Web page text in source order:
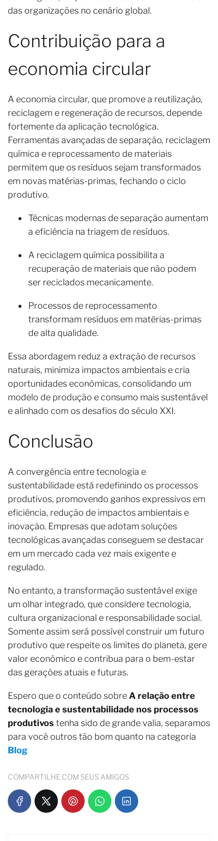
das organizações no cenário global.
Contribuição para a
economia circular
A economia circular, que promove a reutilização,
reciclagem e regeneração de recursos, depende
fortemente da aplicação tecnológica.
Ferramentas avançadas de separação, reciclagem
química e reprocessamento de materiais
permitem que os resíduos sejam transformados
em novas matérias-primas, fechando o ciclo
produtivo.
Técnicas modernas de separação aumentam
a eficiência na triagem de resíduos.
A reciclagem química possibilita a
recuperação de materiais que não podem
ser reciclados mecanicamente.
Processos de reprocessamento
transformam resíduos em matérias-primas
de alta qualidade.
Essa abordagem reduz a extração de recursos
naturais, minimiza impactos ambientais e cria
oportunidades econômicas, consolidando um
modelo de produção e consumo mais sustentável
e alinhado com os desafios do século XXI.
Conclusão
A convergência entre tecnologia e
sustentabilidade está redefinindo os processos
produtivos, promovendo ganhos expressivos em
eficiência, redução de impactos ambientais e
inovação. Empresas que adotam soluções
tecnológicas avançadas conseguem se destacar
em um mercado cada vez mais exigente e
regulado.
No entanto, a transformação sustentável exige
um olhar integrado, que considere tecnologia,
cultura organizacional e responsabilidade social.
Somente assim será possível construir um futuro
produtivo que respeite os limites do planeta, gere
valor econômico e contribua para o bem-estar
das gerações atuais e futuras.
Espero que o conteúdo sobre A relação entre
tecnologia e sustentabilidade nos processos
produtivos tenha sido de grande valia, separamos
para você outros tão bom quanto na categoria
Blog
COMPARTILHE COM SEUS AMIGOS